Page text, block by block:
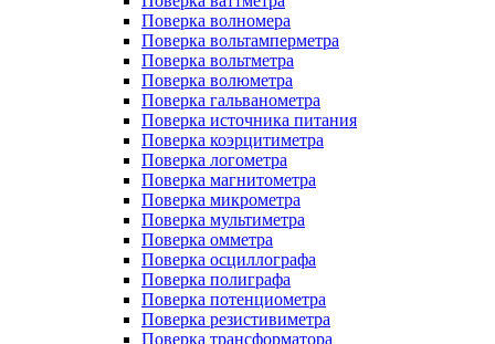
Поверка волномера
Поверка вольтамперметра
Поверка вольтметра
Поверка волюметра
Поверка гальванометра
Поверка источника питания
Поверка коэрцитиметра
Поверка логометра
Поверка магнитометра
Поверка микрометра
Поверка мультиметра
Поверка омметра
Поверка осциллографа
Поверка полиграфа
Поверка потенциометра
Поверка резистивиметра
Поверка трансформатора